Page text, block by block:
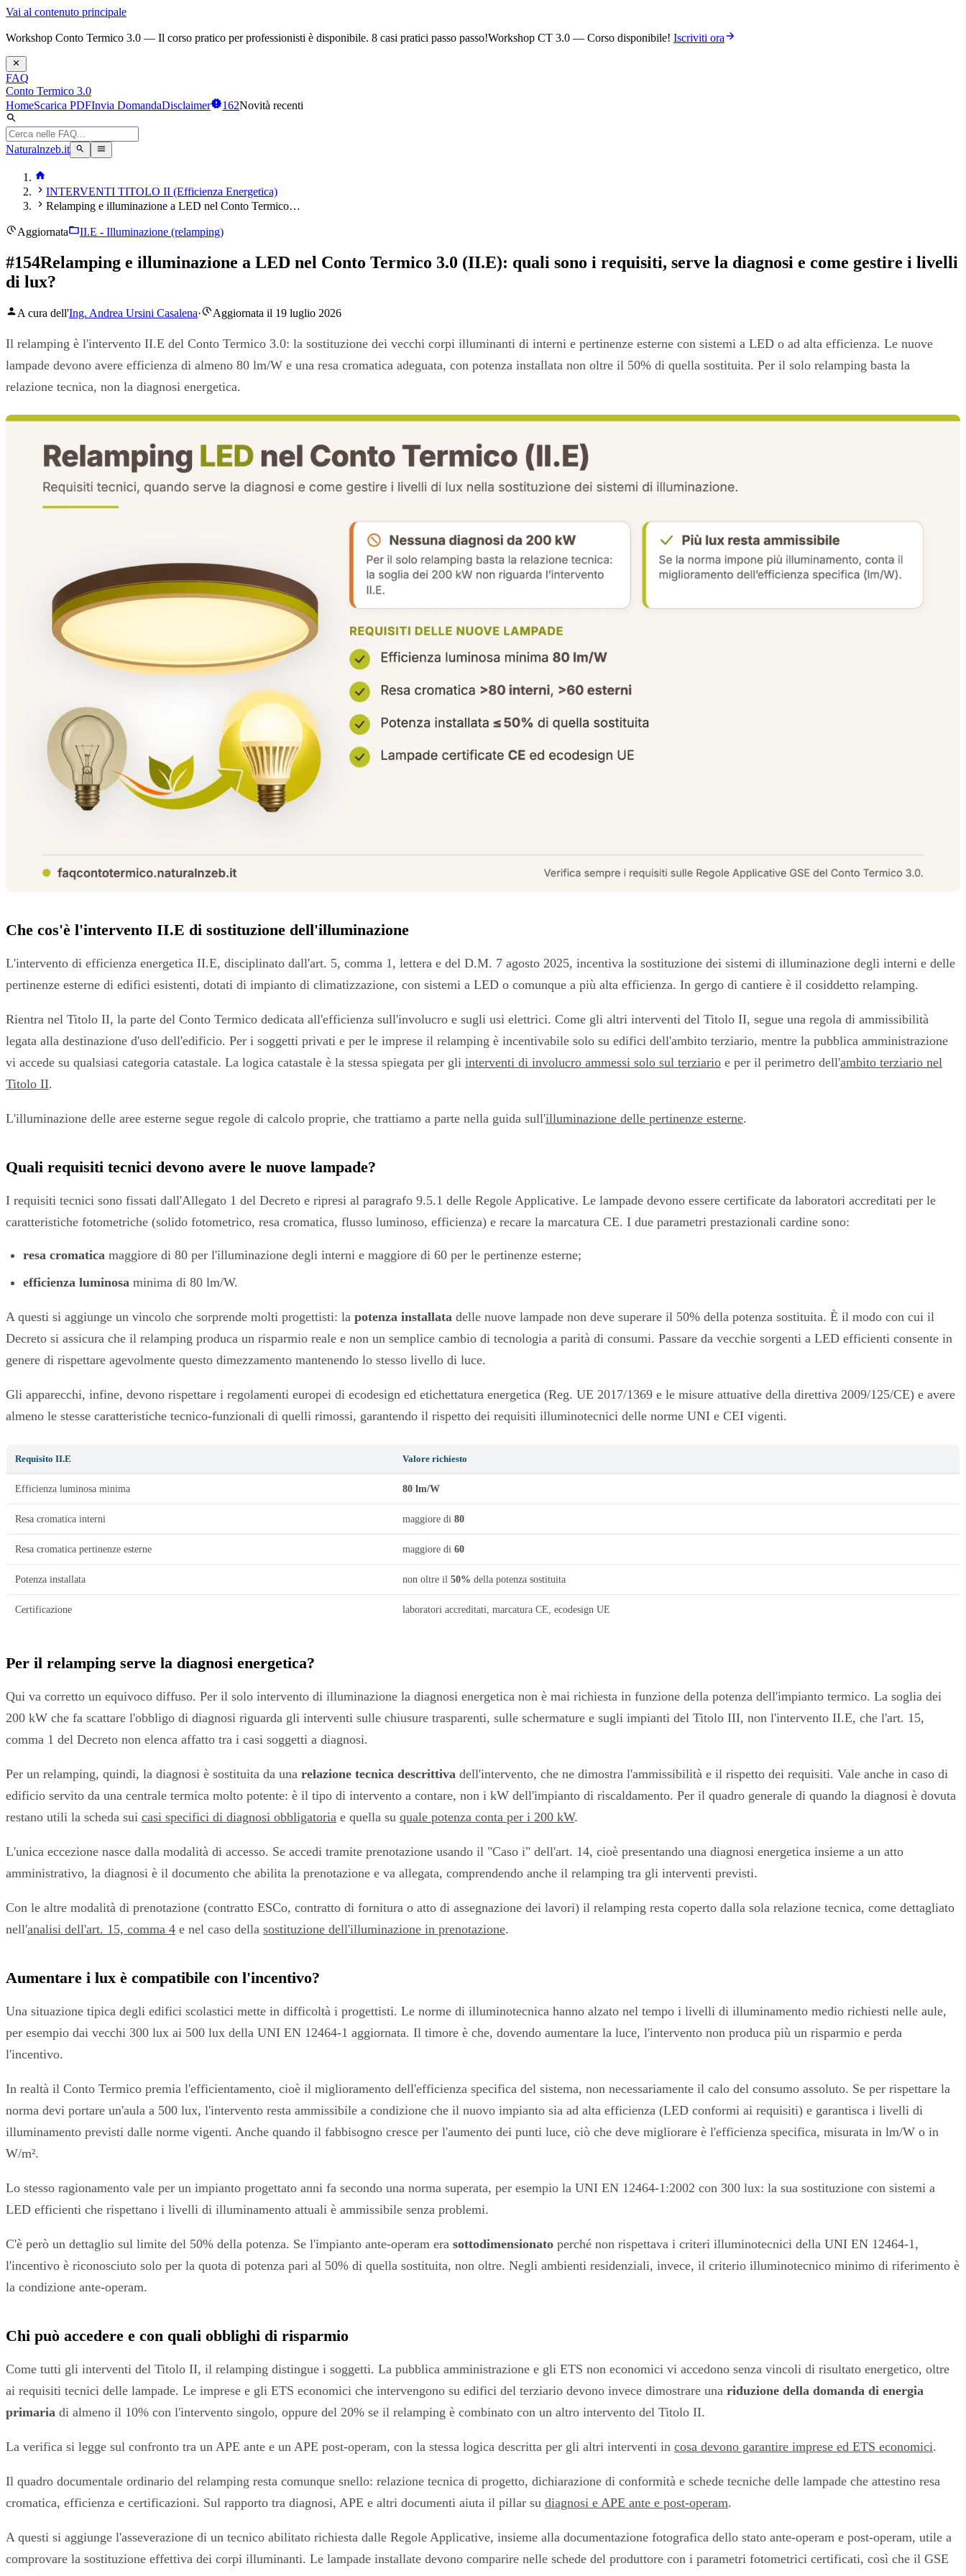
Vai al contenuto principale
Workshop Conto Termico 3.0 — Il corso pratico per professionisti è disponibile. 8 casi pratici passo passo!Workshop CT 3.0 — Corso disponibile! Iscriviti ora
FAQ
Conto Termico 3.0
HomeScarica PDFInvia DomandaDisclaimer 162Novità recenti
Naturalnzeb.it
INTERVENTI TITOLO II (Efficienza Energetica)
Relamping e illuminazione a LED nel Conto Termico…
Aggiornata II.E - Illuminazione (relamping)
#154Relamping e illuminazione a LED nel Conto Termico 3.0 (II.E): quali sono i requisiti, serve la diagnosi e come gestire i livelli
di lux?
A cura dell'Ing. Andrea Ursini Casalena· Aggiornata il 19 luglio 2026
Il relamping è l'intervento II.E del Conto Termico 3.0: la sostituzione dei vecchi corpi illuminanti di interni e pertinenze esterne con sistemi a LED o ad alta efficienza. Le nuove
lampade devono avere efficienza di almeno 80 lm/W e una resa cromatica adeguata, con potenza installata non oltre il 50% di quella sostituita. Per il solo relamping basta la
relazione tecnica, non la diagnosi energetica.
Che cos'è l'intervento II.E di sostituzione dell'illuminazione
L'intervento di efficienza energetica II.E, disciplinato dall'art. 5, comma 1, lettera e del D.M. 7 agosto 2025, incentiva la sostituzione dei sistemi di illuminazione degli interni e delle
pertinenze esterne di edifici esistenti, dotati di impianto di climatizzazione, con sistemi a LED o comunque a più alta efficienza. In gergo di cantiere è il cosiddetto relamping.
Rientra nel Titolo II, la parte del Conto Termico dedicata all'efficienza sull'involucro e sugli usi elettrici. Come gli altri interventi del Titolo II, segue una regola di ammissibilità
legata alla destinazione d'uso dell'edificio. Per i soggetti privati e per le imprese il relamping è incentivabile solo su edifici dell'ambito terziario, mentre la pubblica amministrazione
vi accede su qualsiasi categoria catastale. La logica catastale è la stessa spiegata per gli interventi di involucro ammessi solo sul terziario e per il perimetro dell'ambito terziario nel
Titolo II.
L'illuminazione delle aree esterne segue regole di calcolo proprie, che trattiamo a parte nella guida sull'illuminazione delle pertinenze esterne.
Quali requisiti tecnici devono avere le nuove lampade?
I requisiti tecnici sono fissati dall'Allegato 1 del Decreto e ripresi al paragrafo 9.5.1 delle Regole Applicative. Le lampade devono essere certificate da laboratori accreditati per le
caratteristiche fotometriche (solido fotometrico, resa cromatica, flusso luminoso, efficienza) e recare la marcatura CE. I due parametri prestazionali cardine sono:
resa cromatica maggiore di 80 per l'illuminazione degli interni e maggiore di 60 per le pertinenze esterne;
efficienza luminosa minima di 80 lm/W.
A questi si aggiunge un vincolo che sorprende molti progettisti: la potenza installata delle nuove lampade non deve superare il 50% della potenza sostituita. È il modo con cui il
Decreto si assicura che il relamping produca un risparmio reale e non un semplice cambio di tecnologia a parità di consumi. Passare da vecchie sorgenti a LED efficienti consente in
genere di rispettare agevolmente questo dimezzamento mantenendo lo stesso livello di luce.
Gli apparecchi, infine, devono rispettare i regolamenti europei di ecodesign ed etichettatura energetica (Reg. UE 2017/1369 e le misure attuative della direttiva 2009/125/CE) e avere
almeno le stesse caratteristiche tecnico-funzionali di quelli rimossi, garantendo il rispetto dei requisiti illuminotecnici delle norme UNI e CEI vigenti.
Requisito II.E Valore richiesto
Efficienza luminosa minima 80 lm/W
Resa cromatica interni maggiore di 80
Resa cromatica pertinenze esterne maggiore di 60
Potenza installata non oltre il 50% della potenza sostituita
Certificazione laboratori accreditati, marcatura CE, ecodesign UE
Per il relamping serve la diagnosi energetica?
Qui va corretto un equivoco diffuso. Per il solo intervento di illuminazione la diagnosi energetica non è mai richiesta in funzione della potenza dell'impianto termico. La soglia dei
200 kW che fa scattare l'obbligo di diagnosi riguarda gli interventi sulle chiusure trasparenti, sulle schermature e sugli impianti del Titolo III, non l'intervento II.E, che l'art. 15,
comma 1 del Decreto non elenca affatto tra i casi soggetti a diagnosi.
Per un relamping, quindi, la diagnosi è sostituita da una relazione tecnica descrittiva dell'intervento, che ne dimostra l'ammissibilità e il rispetto dei requisiti. Vale anche in caso di
edificio servito da una centrale termica molto potente: è il tipo di intervento a contare, non i kW dell'impianto di riscaldamento. Per il quadro generale di quando la diagnosi è dovuta
restano utili la scheda sui casi specifici di diagnosi obbligatoria e quella su quale potenza conta per i 200 kW.
L'unica eccezione nasce dalla modalità di accesso. Se accedi tramite prenotazione usando il "Caso i" dell'art. 14, cioè presentando una diagnosi energetica insieme a un atto
amministrativo, la diagnosi è il documento che abilita la prenotazione e va allegata, comprendendo anche il relamping tra gli interventi previsti.
Con le altre modalità di prenotazione (contratto ESCo, contratto di fornitura o atto di assegnazione dei lavori) il relamping resta coperto dalla sola relazione tecnica, come dettagliato
nell'analisi dell'art. 15, comma 4 e nel caso della sostituzione dell'illuminazione in prenotazione.
Aumentare i lux è compatibile con l'incentivo?
Una situazione tipica degli edifici scolastici mette in difficoltà i progettisti. Le norme di illuminotecnica hanno alzato nel tempo i livelli di illuminamento medio richiesti nelle aule,
per esempio dai vecchi 300 lux ai 500 lux della UNI EN 12464-1 aggiornata. Il timore è che, dovendo aumentare la luce, l'intervento non produca più un risparmio e perda
l'incentivo.
In realtà il Conto Termico premia l'efficientamento, cioè il miglioramento dell'efficienza specifica del sistema, non necessariamente il calo del consumo assoluto. Se per rispettare la
norma devi portare un'aula a 500 lux, l'intervento resta ammissibile a condizione che il nuovo impianto sia ad alta efficienza (LED conformi ai requisiti) e garantisca i livelli di
illuminamento previsti dalle norme vigenti. Anche quando il fabbisogno cresce per l'aumento dei punti luce, ciò che deve migliorare è l'efficienza specifica, misurata in lm/W o in
W/m².
Lo stesso ragionamento vale per un impianto progettato anni fa secondo una norma superata, per esempio la UNI EN 12464-1:2002 con 300 lux: la sua sostituzione con sistemi a
LED efficienti che rispettano i livelli di illuminamento attuali è ammissibile senza problemi.
C'è però un dettaglio sul limite del 50% della potenza. Se l'impianto ante-operam era sottodimensionato perché non rispettava i criteri illuminotecnici della UNI EN 12464-1,
l'incentivo è riconosciuto solo per la quota di potenza pari al 50% di quella sostituita, non oltre. Negli ambienti residenziali, invece, il criterio illuminotecnico minimo di riferimento è
la condizione ante-operam.
Chi può accedere e con quali obblighi di risparmio
Come tutti gli interventi del Titolo II, il relamping distingue i soggetti. La pubblica amministrazione e gli ETS non economici vi accedono senza vincoli di risultato energetico, oltre
ai requisiti tecnici delle lampade. Le imprese e gli ETS economici che intervengono su edifici del terziario devono invece dimostrare una riduzione della domanda di energia
primaria di almeno il 10% con l'intervento singolo, oppure del 20% se il relamping è combinato con un altro intervento del Titolo II.
La verifica si legge sul confronto tra un APE ante e un APE post-operam, con la stessa logica descritta per gli altri interventi in cosa devono garantire imprese ed ETS economici.
Il quadro documentale ordinario del relamping resta comunque snello: relazione tecnica di progetto, dichiarazione di conformità e schede tecniche delle lampade che attestino resa
cromatica, efficienza e certificazioni. Sul rapporto tra diagnosi, APE e altri documenti aiuta il pillar su diagnosi e APE ante e post-operam.
A questi si aggiunge l'asseverazione di un tecnico abilitato richiesta dalle Regole Applicative, insieme alla documentazione fotografica dello stato ante-operam e post-operam, utile a
comprovare la sostituzione effettiva dei corpi illuminanti. Le lampade installate devono comparire nelle schede del produttore con i parametri fotometrici certificati, così che il GSE